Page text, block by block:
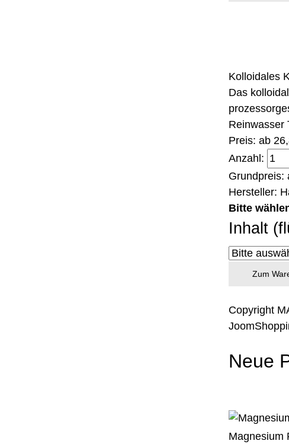
Kolloidales
Das
Reinwasser
Preis: ab
Anzahl:
Grundpreis:
Hersteller:
Bitte
Inhalt
Zum
Copyright
Neue
Magnesium